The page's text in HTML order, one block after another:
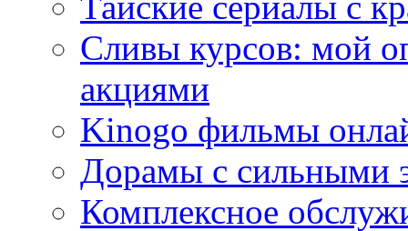
Сливы курсов: мой
акциями
Kinogo фильмы
Дорамы с сильными
Комплексное